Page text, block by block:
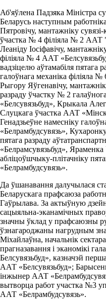
Аб'яўлена Падзяка Міністра
Беларусь наступным
Пятровічу, мантажніку
ўчастка № 4 філіяла № 2 ААТ
Леаніду Іосіфавічу,
філіяла № 4 ААТ
вадзіцелю аўтамабіля пятага
галоўнага механіка філіяла
Рыгору Яўгенавічу,
разраду ўчастку № 2
«Белсувязьбуд», Крыкала
Слуцкага ўчастка ААТ
Генадзьеўне намесніку
«Белрамбудсувязь»,
пятага разраду
«Белрамсувязьбуд», Яраменка
абліцоўшчыку-плітачніку
«Белрамбудсувязь».
Да ўшанавання далучылася
Беларускага прафсаюза
Гаўрылава. За актыўную
сацыяльна-эканамічных
значны ўклад у прафсаюзны
ўзнагароджаны нагрудным
Міхайлаўна, начальнік
прагназавання і эканомікі
Белсувязьбуд», казначэй
ААТ «Белсувязьбуд»;
інжынер ААТ
вытворца работ участка №3
ААТ «Белрамбудсувязь».